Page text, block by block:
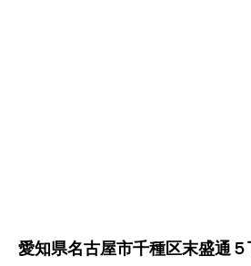
愛知県名古屋市千種区末盛通５